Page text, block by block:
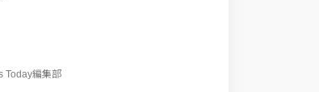
Today編集部